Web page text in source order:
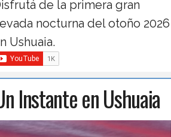
de la primera gran
nocturna del otoño 2026
Ushuaia.
Instante en Ushuaia